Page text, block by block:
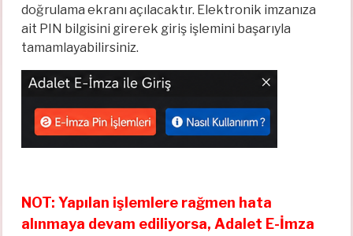
doğrulama ekranı açılacaktır. Elektronik imzanıza
ait PIN bilgisini girerek giriş işlemini başarıyla
tamamlayabilirsiniz.
NOT: Yapılan işlemlere rağmen hata
alınmaya devam ediliyorsa, Adalet E-İmza